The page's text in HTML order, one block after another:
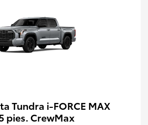
Tundra i-FORCE MAX
pies. CrewMax